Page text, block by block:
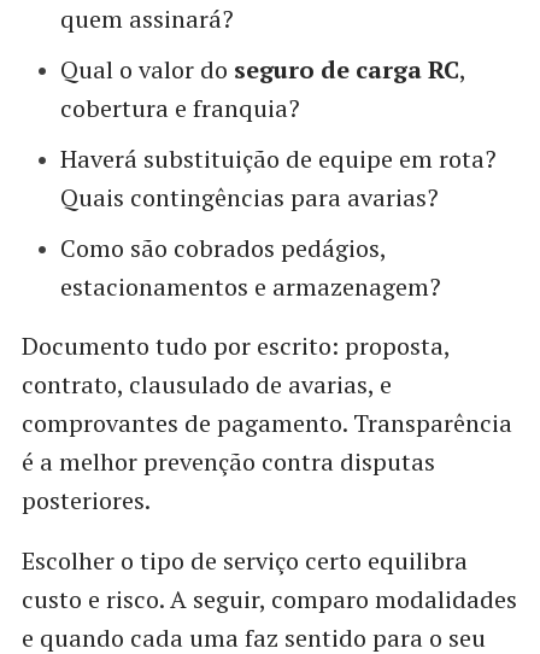
quem assinará?
Qual o valor do seguro de carga RC,
cobertura e franquia?
Haverá substituição de equipe em rota?
Quais contingências para avarias?
Como são cobrados pedágios,
estacionamentos e armazenagem?
Documento tudo por escrito: proposta,
contrato, clausulado de avarias, e
comprovantes de pagamento. Transparência
é a melhor prevenção contra disputas
posteriores.
Escolher o tipo de serviço certo equilibra
custo e risco. A seguir, comparo modalidades
e quando cada uma faz sentido para o seu